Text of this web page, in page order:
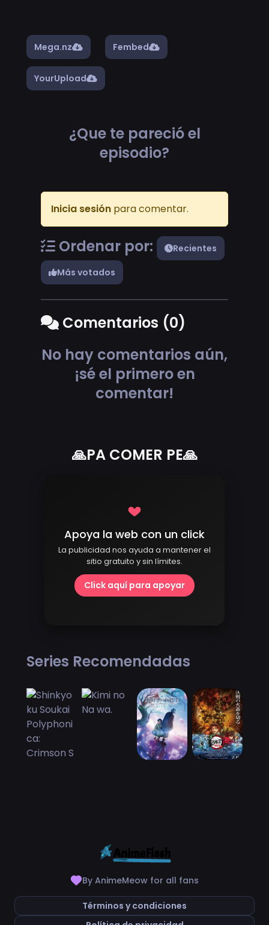
Mega.nz Fembed
YourUpload
¿Que te pareció el
episodio?
Inicia sesión para comentar.
Ordenar por:
Recientes
Más votados
Comentarios (0)
No hay comentarios aún,
¡sé el primero en
comentar!
🙏PA COMER PE🙏
Apoya la web con un click
La publicidad nos ayuda a mantener el
sitio gratuito y sin límites.
Click aquí para apoyar
Series Recomendadas
By AnimeMeow for all fans
Términos y condiciones